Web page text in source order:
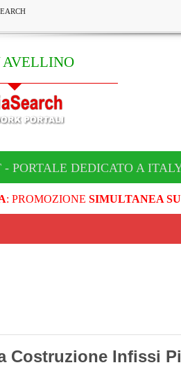
PORTALE DEDICATO A
: PROMOZIONE SIMULTANEA
Costruzione Infissi